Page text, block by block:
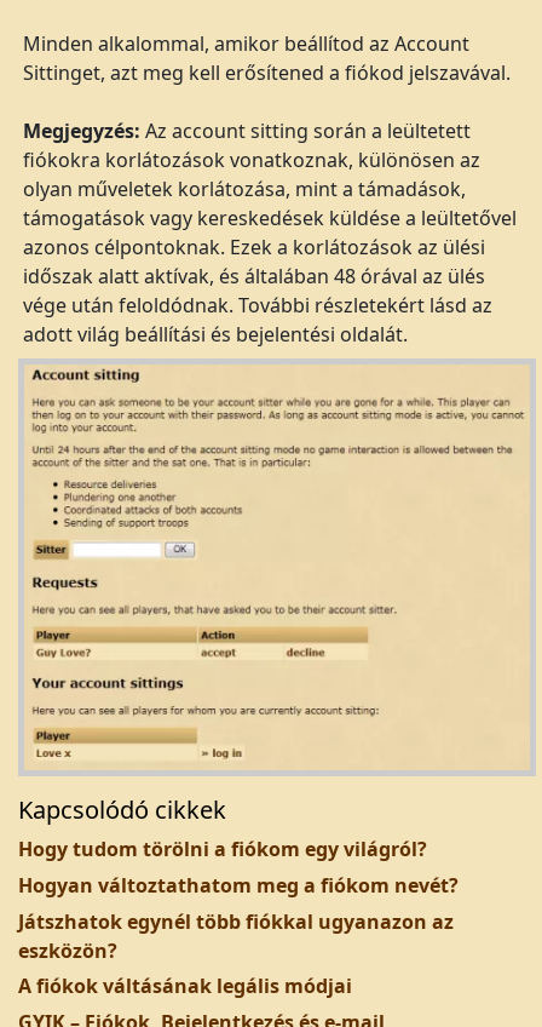
Minden alkalommal, amikor beállítod az Account
Sittinget, azt meg kell erősítened a fiókod jelszavával.
Megjegyzés: Az account sitting során a leültetett
fiókokra korlátozások vonatkoznak, különösen az
olyan műveletek korlátozása, mint a támadások,
támogatások vagy kereskedések küldése a leültetővel
azonos célpontoknak. Ezek a korlátozások az ülési
időszak alatt aktívak, és általában 48 órával az ülés
vége után feloldódnak. További részletekért lásd az
adott világ beállítási és bejelentési oldalát.
Kapcsolódó cikkek
Hogy tudom törölni a fiókom egy világról?
Hogyan változtathatom meg a fiókom nevét?
Játszhatok egynél több fiókkal ugyanazon az
eszközön?
A fiókok váltásának legális módjai